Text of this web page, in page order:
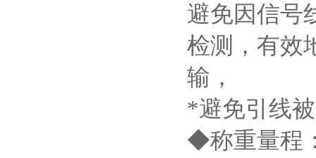
避免因信号
检测，有效
输，
*避免引线
◆称重量程